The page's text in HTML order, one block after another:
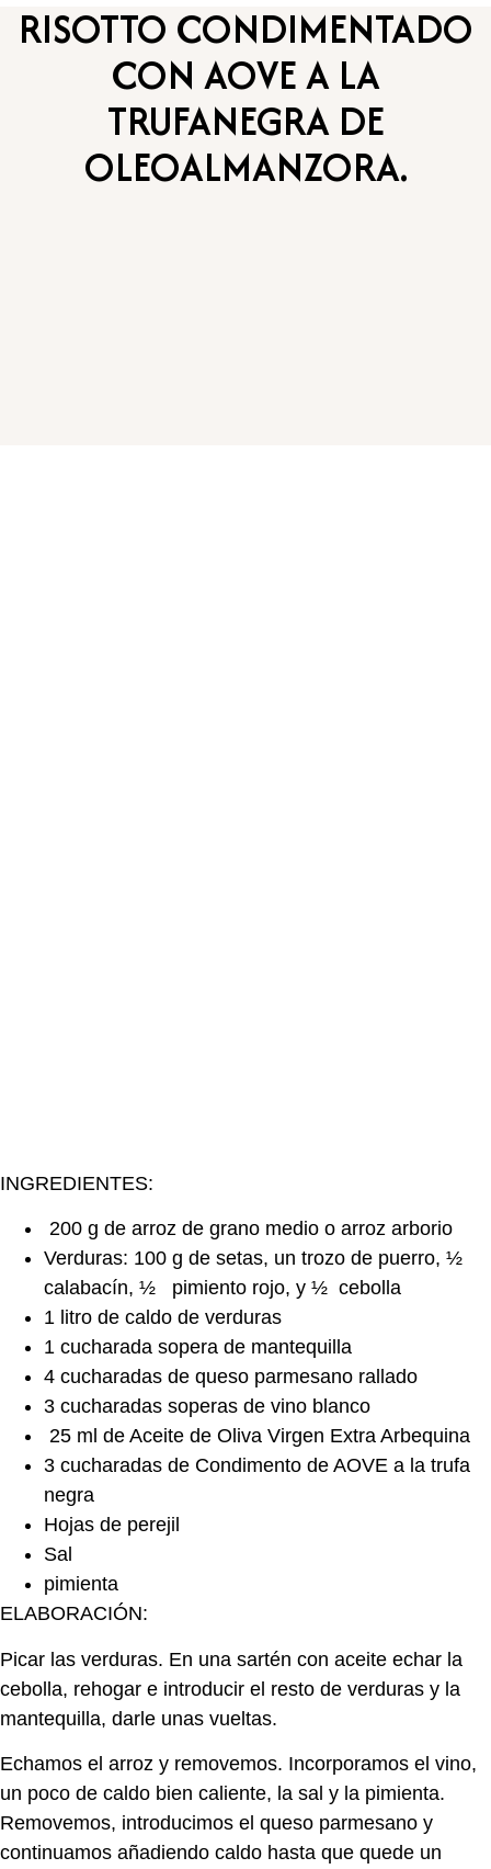
RISOTTO CONDIMENTADO
CON AOVE A LA
TRUFANEGRA DE
OLEOALMANZORA.
INGREDIENTES:
200 g de arroz de grano medio o arroz arborio
Verduras: 100 g de setas, un trozo de puerro, ½
calabacín, ½ pimiento rojo, y ½ cebolla
1 litro de caldo de verduras
1 cucharada sopera de mantequilla
4 cucharadas de queso parmesano rallado
3 cucharadas soperas de vino blanco
25 ml de Aceite de Oliva Virgen Extra Arbequina
3 cucharadas de Condimento de AOVE a la trufa
negra
Hojas de perejil
Sal
pimienta
ELABORACIÓN:
Picar las verduras. En una sartén con aceite echar la
cebolla, rehogar e introducir el resto de verduras y la
mantequilla, darle unas vueltas.
Echamos el arroz y removemos. Incorporamos el vino,
un poco de caldo bien caliente, la sal y la pimienta.
Removemos, introducimos el queso parmesano y
continuamos añadiendo caldo hasta que quede un